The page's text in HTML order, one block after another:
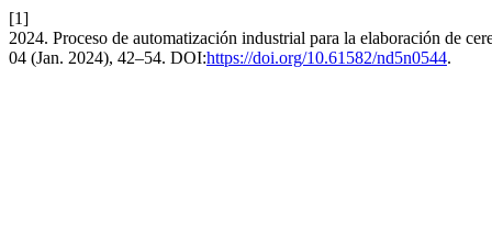
[1]
2024. Proceso de automatización industrial para la elaboración de
04 (Jan. 2024), 42–54. DOI:https://doi.org/10.61582/nd5n0544.